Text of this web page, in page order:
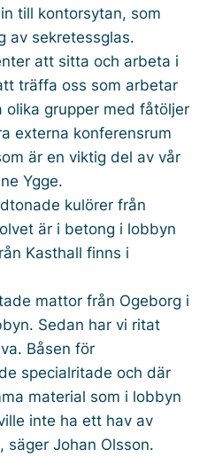
till kontorsytan, som
av sekretessglas.
att sitta och arbeta i
träffa oss som arbetar
olika grupper med fåtöljer
externa konferensrum
är en viktig del av vår
Ygge.
kulörer från
är i betong i lobbyn
Kasthall finns i
mattor från Ogeborg i
Sedan har vi ritat
Båsen för
specialritade och där
material som i lobbyn
inte ha ett hav av
Johan Olsson.